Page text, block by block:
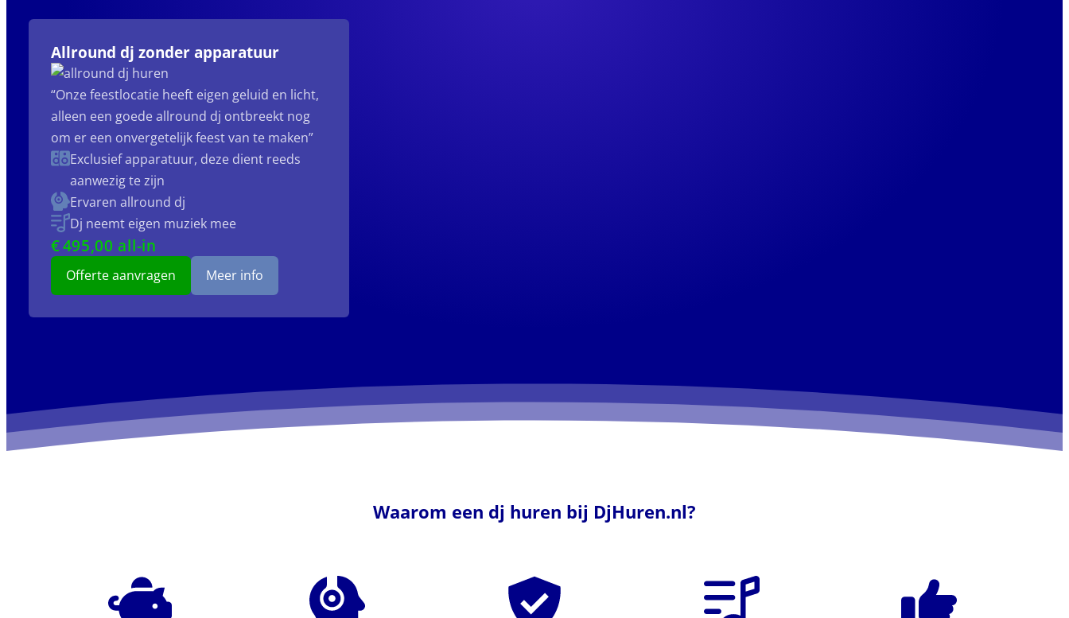
Allround dj zonder apparatuur
“Onze feestlocatie heeft eigen geluid en licht,
alleen een goede allround dj ontbreekt nog
om er een onvergetelijk feest van te maken”
Exclusief apparatuur, deze dient reeds
aanwezig te zijn
Ervaren allround dj
Dj neemt eigen muziek mee
€495,00 all-in
Offerte aanvragen Meer info
Waarom een dj huren bij DjHuren.nl?